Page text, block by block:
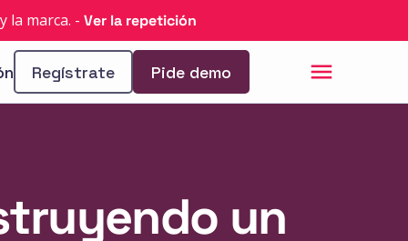
la marca. - Ver la repetición
Regístrate Pide demo
un